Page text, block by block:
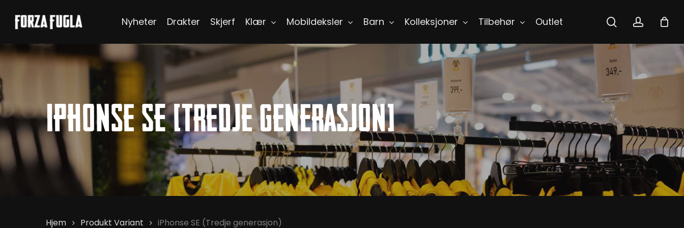
content
Hit enter to search or ESC to close
Nyheter Drakter Skjerf Klær Mobildeksler Barn Kolleksjoner Tilbehør Outlet search
iPhonse SE (Tredje generasjon)
Hjem Produkt Variant iPhonse SE (Tredje generasjon)